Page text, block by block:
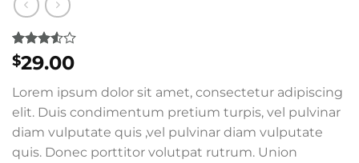
Rated
3.50out
based
on
2
customer
ratings
$29.00
Lorem ipsum dolor sit amet, consectetur adipiscing
elit. Duis condimentum pretium turpis, vel pulvinar
diam vulputate quis ,vel pulvinar diam vulputate
quis. Donec porttitor volutpat rutrum. Union